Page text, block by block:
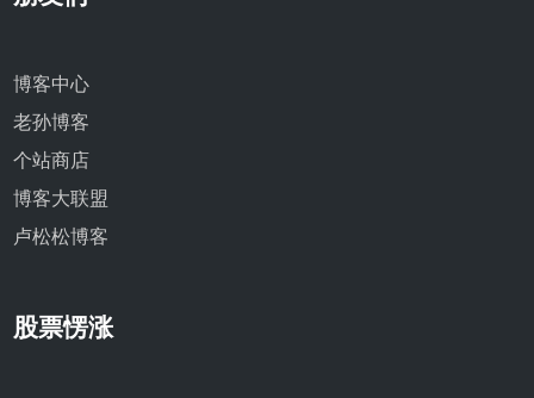
博客中心
老孙博客
个站商店
博客大联盟
卢松松博客
股票愣涨